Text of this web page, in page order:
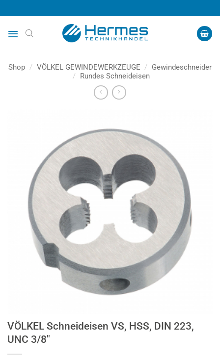
Inhalt
springen
Shop / VÖLKEL GEWINDEWERKZEUGE /
Gewindeschneider
/
Rundes Schneideisen
VÖLKEL Schneideisen VS, HSS, DIN 223,
UNC 3/8″